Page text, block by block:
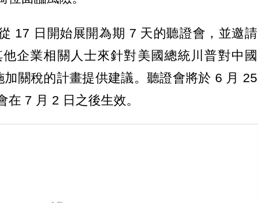
17 日開始展開為期 7 天的聽證會，並邀請
企業相關人士來針對美國總統川普對中國
關稅的計畫提供建議。聽證會將於 6 月 25
在 7 月 2 日之後生效。